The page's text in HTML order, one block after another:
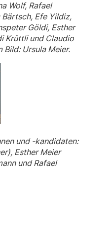
Wolf, Rafael
Efe Yildiz,
Göldi, Esther
Krüttli und Claudio
Bild: Ursula Meier.
und -kandidaten:
Esther Meier
und Rafael